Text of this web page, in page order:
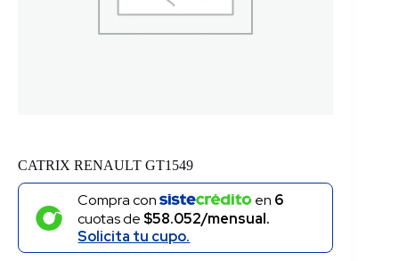
CATRIX RENAULT GT1549
Compra con en 6
cuotas de $58.052/mensual.
Solicita tu cupo.